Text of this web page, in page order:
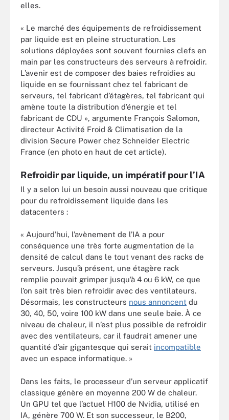
elles.
« Le marché des équipements de refroidissement
par liquide est en pleine structuration. Les
solutions déployées sont souvent fournies clefs en
main par les constructeurs des serveurs à refroidir.
L’avenir est de composer des baies refroidies au
liquide en se fournissant chez tel fabricant de
serveurs, tel fabricant d’étagères, tel fabricant qui
amène toute la distribution d’énergie et tel
fabricant de CDU », argumente François Salomon,
directeur Activité Froid & Climatisation de la
division Secure Power chez Schneider Electric
France (en photo en haut de cet article).
Refroidir par liquide, un impératif pour l’IA
Il y a selon lui un besoin aussi nouveau que critique
pour du refroidissement liquide dans les
datacenters :
« Aujourd’hui, l’avènement de l’IA a pour
conséquence une très forte augmentation de la
densité de calcul dans le tout venant des racks de
serveurs. Jusqu’à présent, une étagère rack
remplie pouvait grimper jusqu’à 4 ou 6 kW, ce que
l’on sait très bien refroidir avec des ventilateurs.
Désormais, les constructeurs nous annoncent du
30, 40, 50, voire 100 kW dans une seule baie. À ce
niveau de chaleur, il n’est plus possible de refroidir
avec des ventilateurs, car il faudrait amener une
quantité d’air gigantesque qui serait incompatible
avec un espace informatique. »
Dans les faits, le processeur d’un serveur applicatif
classique génère en moyenne 200 W de chaleur.
Un GPU tel que l’actuel H100 de Nvidia, utilisé en
IA, génère 700 W. Et son successeur, le B200,